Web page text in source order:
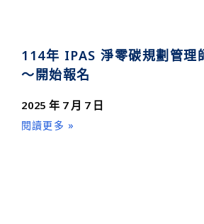
114年 IPAS 淨零碳規劃管理
～開始報名
2025 年 7 月 7 日
閱讀更多 »